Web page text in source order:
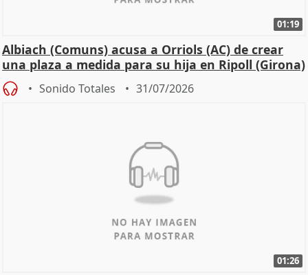
01:19
Albiach (Comuns) acusa a Orriols (AC) de crear
una plaza a medida para su hija en Ripoll (Girona)
Sonido Totales 31/07/2026
01:26